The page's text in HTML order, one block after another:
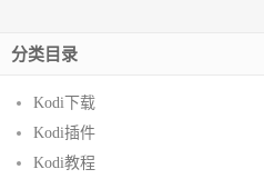
分类目录
Kodi下载
Kodi插件
Kodi教程